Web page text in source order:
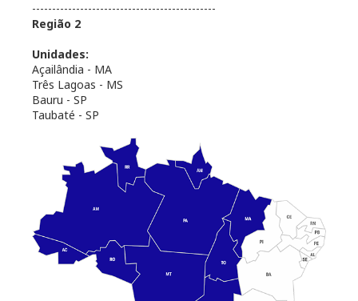
----------------------------------------------
Região 2
Unidades:
Açailândia - MA
Três Lagoas - MS
Bauru - SP
Taubaté - SP